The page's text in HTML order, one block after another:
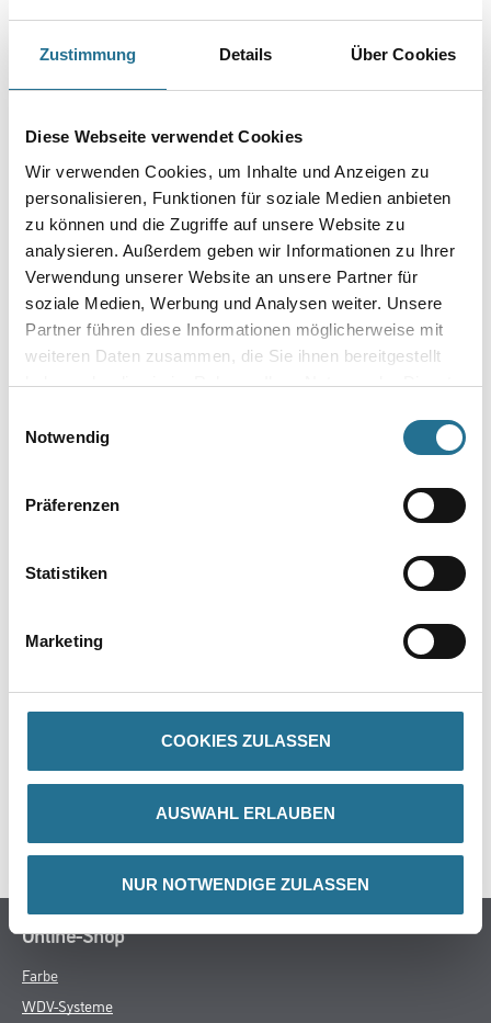
Zustimmung Details Über Cookies
Diese Webseite verwendet Cookies
Wir verwenden Cookies, um Inhalte und Anzeigen zu
personalisieren, Funktionen für soziale Medien anbieten
zu können und die Zugriffe auf unsere Website zu
analysieren. Außerdem geben wir Informationen zu Ihrer
Verwendung unserer Website an unsere Partner für
soziale Medien, Werbung und Analysen weiter. Unsere
Partner führen diese Informationen möglicherweise mit
weiteren Daten zusammen, die Sie ihnen bereitgestellt
haben oder die sie im Rahmen Ihrer Nutzung der Dienste
Notwendig
Präferenzen
Statistiken
Marketing
COOKIES ZULASSEN
AUSWAHL ERLAUBEN
NUR NOTWENDIGE ZULASSEN
Gebinde
Umrechnungsfaktoren
GEFAHRENHINWEISE
Online-Shop
Farbe
WDV-Systeme